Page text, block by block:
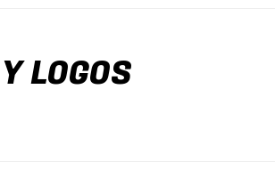
LOGOS